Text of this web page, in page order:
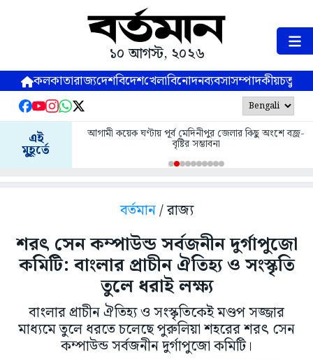
১০ আগস্ট, ২০২৬
কলকাতারাজ্যদেশবিদেশখেলাবিনোদনব্যবসাসম্পাদকীয়
এই
মুহূর্তে
আগামী কয়েক ঘণ্টায় পূর্ব মেদিনীপুর জেলার কিছু অংশে বজ্র-
বৃষ্টির সম্ভাবনা
বর্তমান/ রাজ্য
শরৎ সেন কম্পাউন্ড সর্বজনীন দুর্গাপুজো
কমিটি: বাংলার প্রাচীন ঐতিহ্য ও সংস্কৃতি
তুলে ধরাই লক্ষ্য
বাংলার প্রাচীন ঐতিহ্য ও সংস্কৃতিকেই মণ্ডপ সজ্জার
মাধ্যমে তুলে ধরতে চলেছে পুরুলিয়া শহরের শরৎ সেন
কম্পাউন্ড সর্বজনীন দুর্গাপুজো কমিটি।